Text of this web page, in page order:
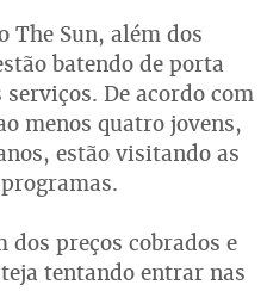
The Sun, além dos
batendo de porta
De acordo com
menos quatro jovens,
estão visitando as
preços cobrados e
tentando entrar nas